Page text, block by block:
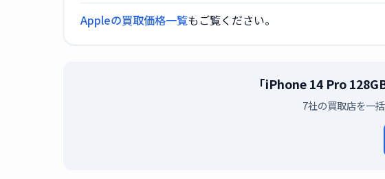
Appleの買取価格一覧もご覧ください。
「iPhone 14 Pro
7社の買取店を一